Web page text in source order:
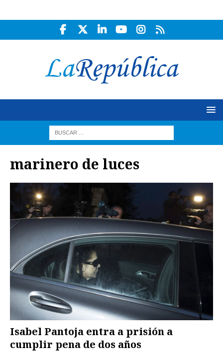
marinero de luces
Isabel Pantoja entra a prisión a
cumplir pena de dos años